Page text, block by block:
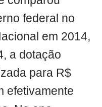
federal no
em 2014,
a dotação
para R$
efetivamente